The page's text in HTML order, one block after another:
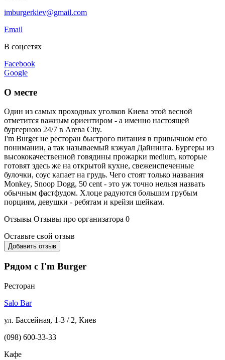
imburgerkiev@gmail.com
Email
В соцсетях
Facebook
Google
О месте
Один из самых проходных уголков Киева этой весной
отметится важным ориентиром - а именно настоящей
бургерною 24/7 в Arena City.
I'm Burger не ресторан быстрого питания в привычном его
понимании, а так называемый кэжуал Дайнинга. Бургеры из
высококачественной говядины прожарки medium, которые
готовят здесь же на открытой кухне, свежеиспеченные
булочки, соус капает на грудь. Чего стоят только названия
Monkey, Snoop Dogg, 50 cent - это уж точно нельзя назвать
обычным фастфудом. Хлоце радуются большим грубым
порциям, девушки - ребятам и крейзи шейкам.
Отзывы Отзывы про организатора 0
Оставьте свой отзыв
Добавить отзыв
Рядом с I'm Burger
Ресторан
Salo Bar
ул. Бассейная, 1-3 / 2, Киев
(098) 600-33-33
Кафе